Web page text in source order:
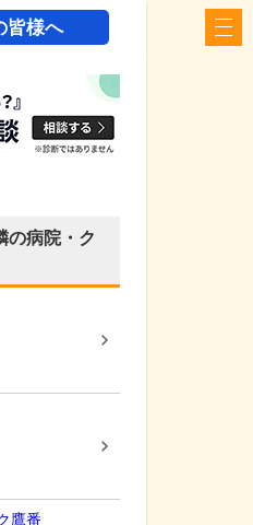
皆様へ
の病院・ク
鷹番